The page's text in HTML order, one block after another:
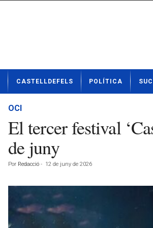
t
CASTELLDEFELS POLÍTICA
OCI
El tercer festival
de juny
Por Redacció - 12 de juny de 2026